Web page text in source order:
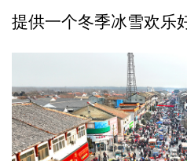
提供一个冬季冰雪欢乐